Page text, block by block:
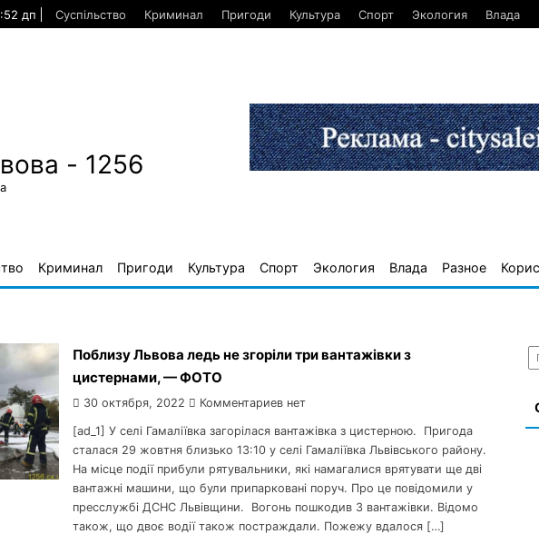
дп Суспільство Криминал Пригоди Культура Спорт Экология Влада
- 1256
Криминал Пригоди Культура Спорт Экология Влада Разное
Поблизу Львова ледь не згоріли три вантажівки з
цистернами, — ФОТО
30 октября, 2022 Комментариев нет
[ad_1] У селі Гамаліївка загорілася вантажівка з цистерною. Пригода
сталася 29 жовтня близько 13:10 у селі Гамаліївка Львівського району.
На місце події прибули рятувальники, які намагалися врятувати ще дві
вантажні машини, що були припарковані поруч. Про це повідомили у
пресслужбі ДСНС Львівщини. Вогонь пошкодив 3 вантажівки. Відомо
також, що двоє водії також постраждали. Пожежу вдалося […]